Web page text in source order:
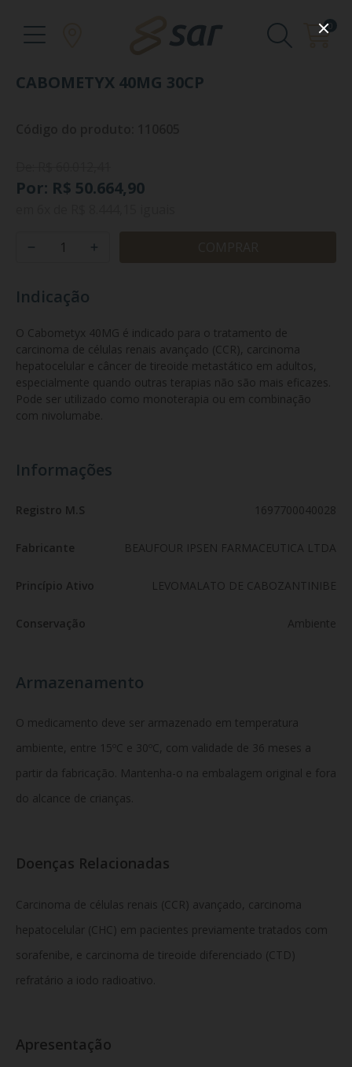
0
CABOMETYX 40MG 30CP
Por: R$ 50.664,90
Indicação
O Cabometyx 40MG é indicado para o tratamento de
carcinoma de células renais avançado (CCR), carcinoma
hepatocelular e câncer de tireoide metastático em adultos,
especialmente quando outras terapias não são mais eficazes.
Pode ser utilizado como monoterapia ou em combinação
com nivolumabe.
Informações
Registro M.S 1697700040028
Fabricante BEAUFOUR IPSEN FARMACEUTICA LTDA
Princípio Ativo LEVOMALATO DE CABOZANTINIBE
Conservação Ambiente
Armazenamento
O medicamento deve ser armazenado em temperatura
ambiente, entre 15ºC e 30ºC, com validade de 36 meses a
partir da fabricação. Mantenha-o na embalagem original e fora
do alcance de crianças.
Doenças Relacionadas
Carcinoma de células renais (CCR) avançado, carcinoma
hepatocelular (CHC) em pacientes previamente tratados com
sorafenibe, e carcinoma de tireoide diferenciado (CTD)
refratário a iodo radioativo.
Apresentação